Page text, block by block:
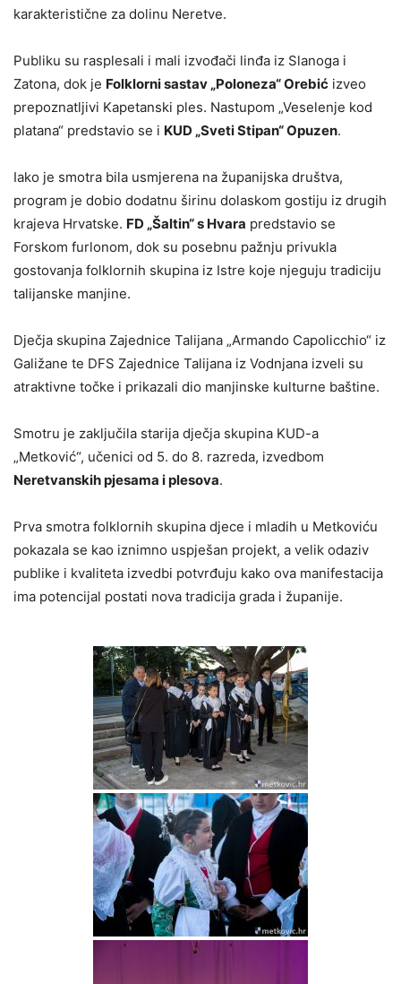
karakteristične za dolinu Neretve.
Publiku su rasplesali i mali izvođači linđa iz Slanoga i
Zatona, dok je Folklorni sastav „Poloneza“ Orebić izveo
prepoznatljivi Kapetanski ples. Nastupom „Veselenje kod
platana“ predstavio se i KUD „Sveti Stipan“ Opuzen.
Iako je smotra bila usmjerena na županijska društva,
program je dobio dodatnu širinu dolaskom gostiju iz drugih
krajeva Hrvatske. FD „Šaltin“ s Hvara predstavio se
Forskom furlonom, dok su posebnu pažnju privukla
gostovanja folklornih skupina iz Istre koje njeguju tradiciju
talijanske manjine.
Dječja skupina Zajednice Talijana „Armando Capolicchio“ iz
Galižane te DFS Zajednice Talijana iz Vodnjana izveli su
atraktivne točke i prikazali dio manjinske kulturne baštine.
Smotru je zaključila starija dječja skupina KUD-a
„Metković“, učenici od 5. do 8. razreda, izvedbom
Neretvanskih pjesama i plesova.
Prva smotra folklornih skupina djece i mladih u Metkoviću
pokazala se kao iznimno uspješan projekt, a velik odaziv
publike i kvaliteta izvedbi potvrđuju kako ova manifestacija
ima potencijal postati nova tradicija grada i županije.